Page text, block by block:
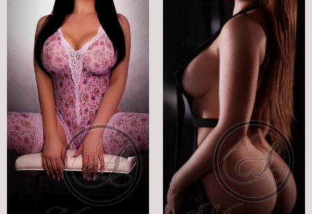
27 ans
5' 4"
Italienne
125 lbs
32 D (Refaits)
34 ans
5' 5"
Français
155 lbs
36 D